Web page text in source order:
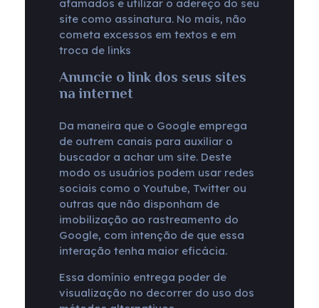
afamados e utilizar o adereço do seu
site como assinatura. No mais, não
cometa excessos em textos e em
troca de links
Anuncie o link dos seus sites
na internet
Da maneira que o Google emprega
de outrem canais para auxiliar o
buscador a achar um site. Deste
modo os usuários podem usar redes
sociais como o Youtube, Twitter ou
outras que não disponham de
imobilização ao rastreamento do
Google, com intenção de que essa
interação tenha maior eficácia.
Essa domínio entrega poder de
visualização no decorrer do uso dos